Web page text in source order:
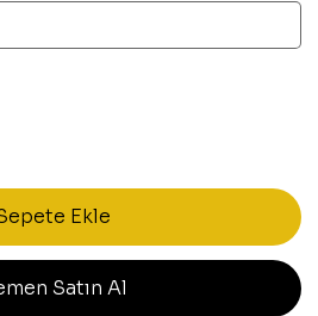
Ekle
Satın Al